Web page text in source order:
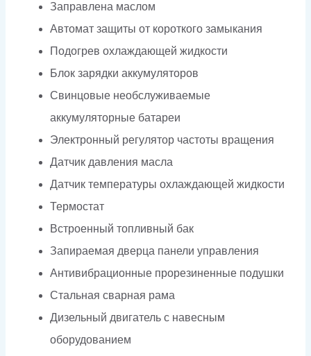
Заправлена маслом
Автомат защиты от короткого замыкания
Подогрев охлаждающей жидкости
Блок зарядки аккумуляторов
Свинцовые необслуживаемые
аккумуляторные батареи
Электронный регулятор частоты вращения
Датчик давления масла
Датчик температуры охлаждающей жидкости
Термостат
Встроенный топливный бак
Запираемая дверца панели управления
Антивибрационные прорезиненные подушки
Стальная сварная рама
Дизельный двигатель с навесным
оборудованием